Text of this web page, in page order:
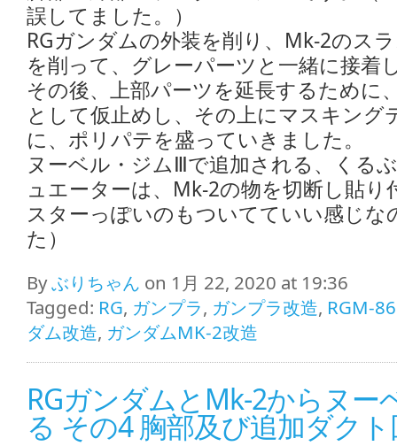
誤してました。）
RGガンダムの外装を削り、Mk-2のス
を削って、グレーパーツと一緒に接着
その後、上部パーツを延長するために
として仮止めし、その上にマスキング
に、ポリパテを盛っていきました。
ヌーベル・ジムⅢで追加される、くる
ュエーターは、Mk-2の物を切断し貼
スターっぽいのもついてていい感じ
た）
Byぶりちゃん on 1月 22, 2020 at 19:36
Tagged: RG, ガンプラ, ガンプラ改造, RGM-
ダム改造, ガンダムMK-2改造
RGガンダムとMk-2からヌー
る その4 胸部及び追加ダク